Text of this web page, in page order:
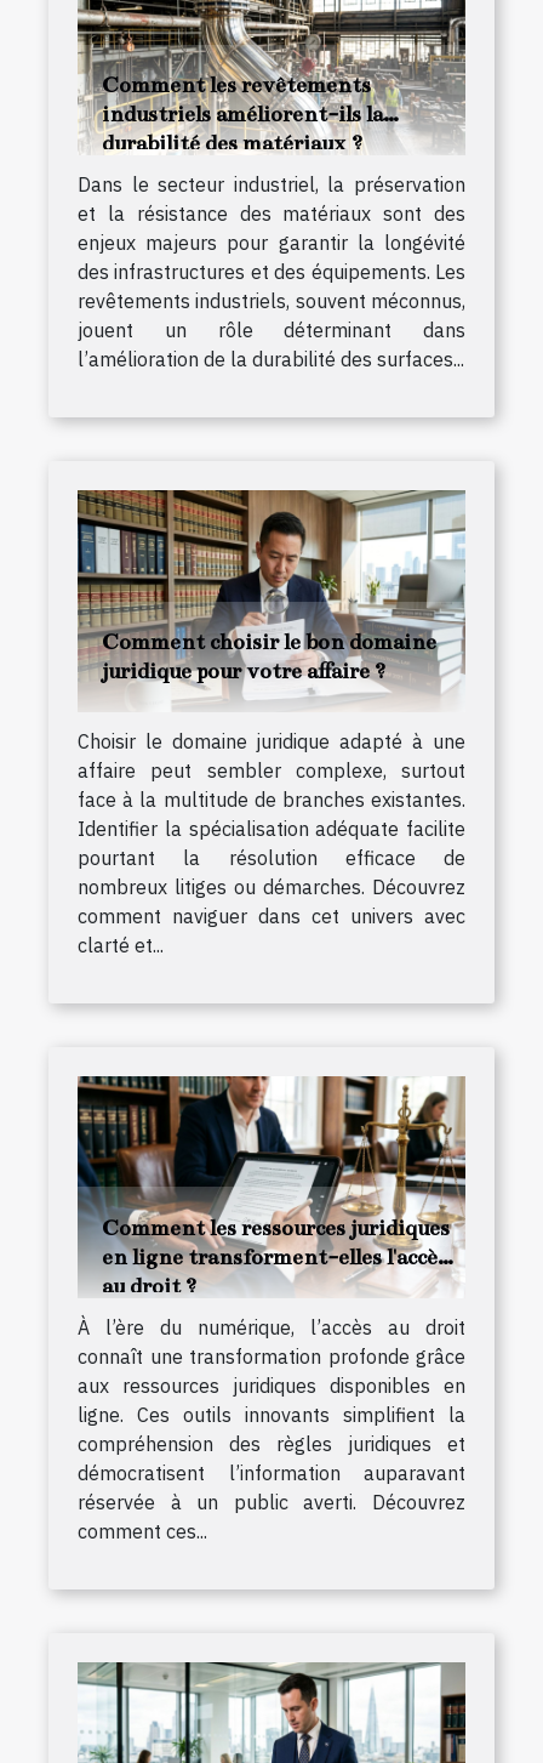
Comment les revêtements
industriels améliorent-ils la
durabilité des matériaux ?
Dans le secteur industriel, la préservation
et la résistance des matériaux sont des
enjeux majeurs pour garantir la longévité
des infrastructures et des équipements. Les
revêtements industriels, souvent méconnus,
jouent un rôle déterminant dans
l’amélioration de la durabilité des surfaces...
Comment choisir le bon domaine
juridique pour votre affaire ?
Choisir le domaine juridique adapté à une
affaire peut sembler complexe, surtout
face à la multitude de branches existantes.
Identifier la spécialisation adéquate facilite
pourtant la résolution efficace de
nombreux litiges ou démarches. Découvrez
comment naviguer dans cet univers avec
clarté et...
Comment les ressources juridiques
en ligne transforment-elles l'accès
au droit ?
À l’ère du numérique, l’accès au droit
connaît une transformation profonde grâce
aux ressources juridiques disponibles en
ligne. Ces outils innovants simplifient la
compréhension des règles juridiques et
démocratisent l’information auparavant
réservée à un public averti. Découvrez
comment ces...